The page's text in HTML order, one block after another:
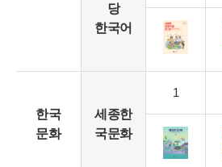
당
한국어
한국
문화
세종한
국문화
1